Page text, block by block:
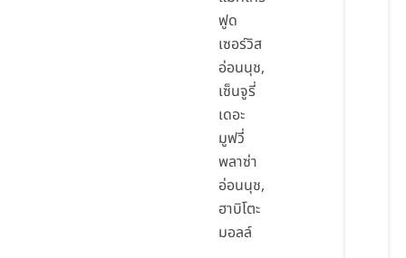
ฟูด
เซอร์วิส
อ่อนนุช,
เซ็นจูรี่
เดอะ
มูฟวี่
พลาซ่า
อ่อนนุช,
ฮาบิโตะ
มอลล์